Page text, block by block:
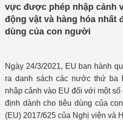
vực được phép nhập cảnh
động vật và hàng hóa nhất
dùng của con người
Ngày 24/3/2021, EU ban hành
ra danh sách các nước thứ ba
nhập cảnh vào EU đối với một
định dành cho tiêu dùng của
(EU) 2017/625 của Nghị viện và